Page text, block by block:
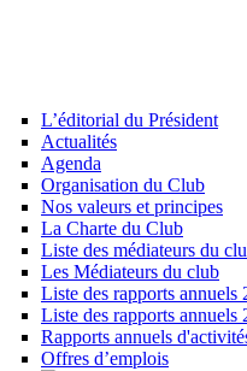
L’éditorial du Président
Actualités
Agenda
Organisation du Club
Nos valeurs et principes
La Charte du Club
Liste des médiateurs du
Les Médiateurs du club
Liste des rapports annuels
Liste des rapports annuels
Rapports annuels
Offres d’emplois